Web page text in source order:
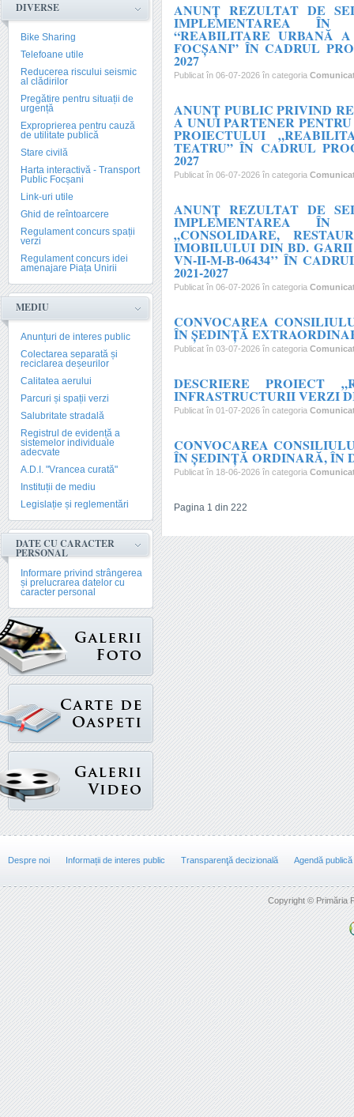
DIVERSE
Bike Sharing
Telefoane utile
Reducerea riscului seismic
al clădirilor
Pregătire pentru situații de
urgență
Exproprierea pentru cauză
de utilitate publică
Stare civilă
Harta interactivă - Transport
Public Focșani
Link-uri utile
Ghid de reîntoarcere
Regulament concurs spații
verzi
Regulament concurs idei
amenajare Piața Unirii
MEDIU
Anunțuri de interes public
Colectarea separată și
reciclarea deșeurilor
Calitatea aerului
Parcuri și spații verzi
Salubritate stradală
Registrul de evidență a
sistemelor individuale
adecvate
A.D.I. "Vrancea curată"
Instituții de mediu
Legislație și reglementări
DATE CU CARACTER
PERSONAL
Informare privind strângerea
și prelucrarea datelor cu
caracter personal
ANUNȚ REZULTAT DE
IMPLEMENTAREA ÎN
“REABILITARE URBANĂ
FOCȘANI” ÎN CADRUL
2027
Publicat în 06-07-2026 în categoria
ANUNȚ PUBLIC PRIVIND
A UNUI PARTENER
PROIECTULUI
TEATRU” ÎN CADRUL
2027
Publicat în 06-07-2026 în categoria
ANUNȚ REZULTAT DE
IMPLEMENTAREA ÎN
„CONSOLIDARE,
IMOBILULUI DIN BD.
VN-II-M-B-06434’’ ÎN
2021-2027
Publicat în 06-07-2026 în categoria
CONVOCAREA
ÎN ŞEDINŢĂ
Publicat în 03-07-2026 în categoria
DESCRIERE PROIECT
INFRASTRUCTURII VERZI
Publicat în 01-07-2026 în categoria
CONVOCAREA
ÎN ŞEDINŢĂ ORDINARĂ, ÎN
Publicat în 18-06-2026 în categoria
Pagina 1 din 222
Despre noi Informații de interes public Transparenţă decizională Agendă publică
Copyright © Primăria